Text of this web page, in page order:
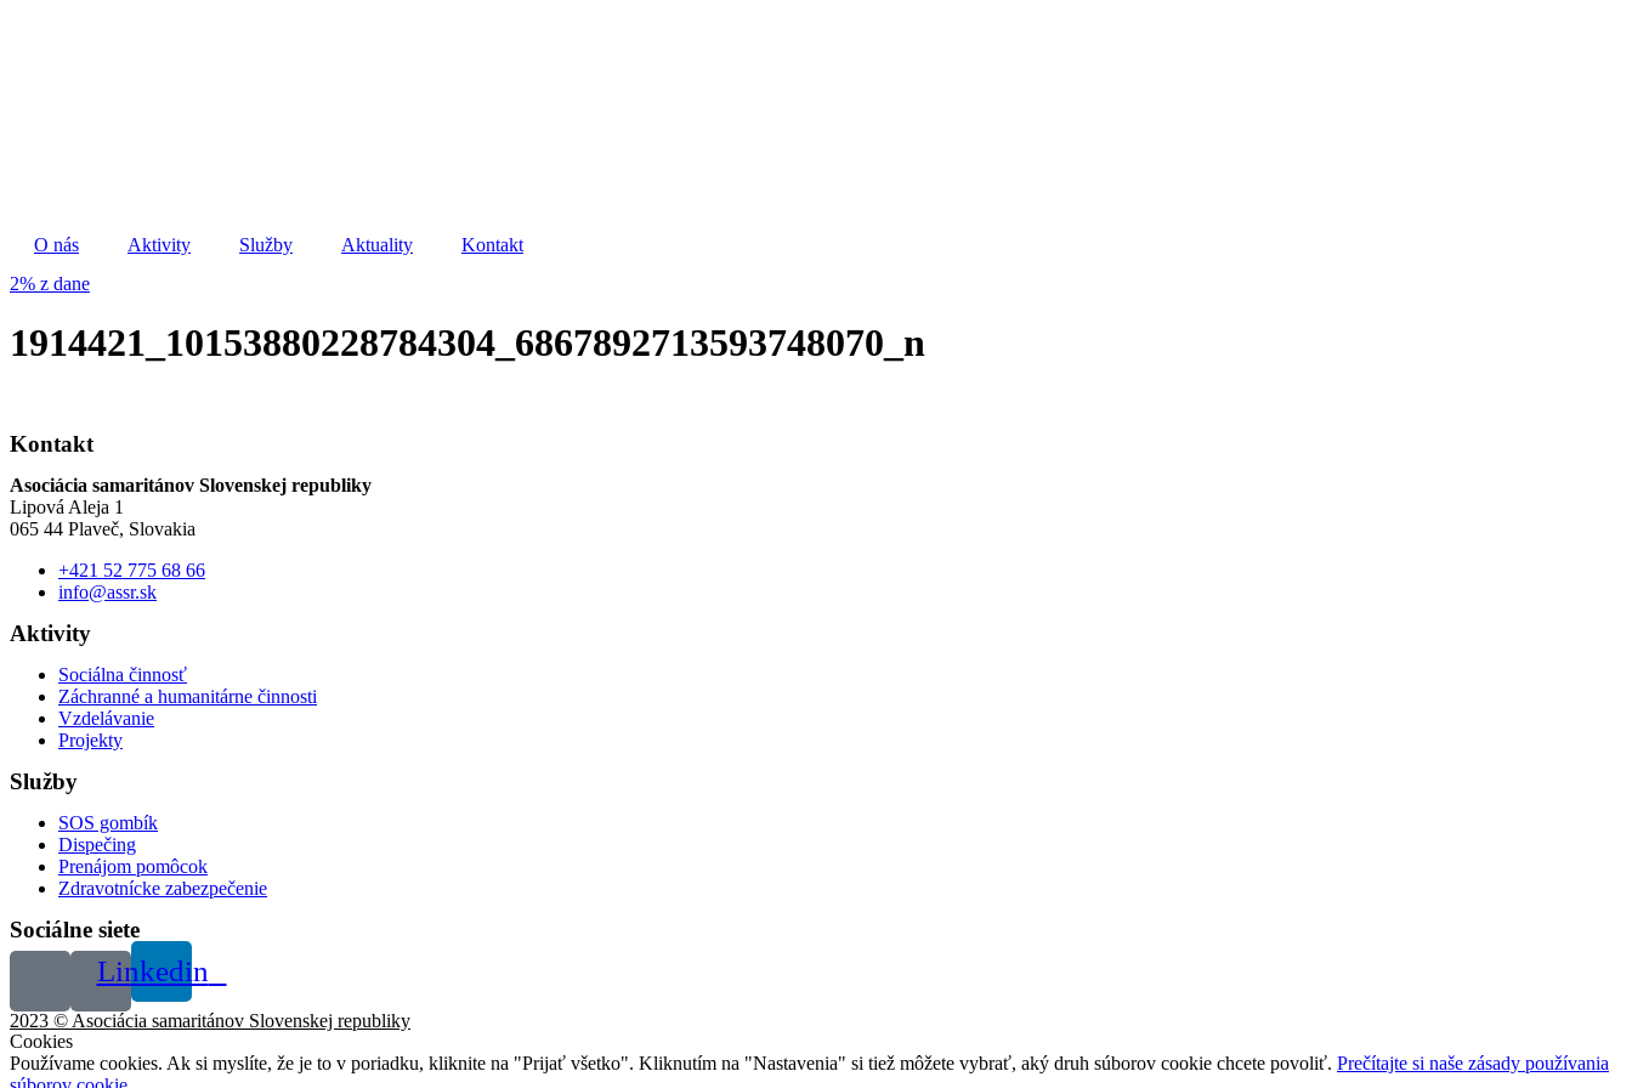
O nás Aktivity Služby Aktuality
Kontakt
2% z dane
1914421_10153880228784304_6867892713593748070_n
Kontakt
Asociácia samaritánov Slovenskej republiky
Lipová Aleja 1
065 44 Plaveč, Slovakia
+421 52 775 68 66
info@assr.sk
Aktivity
Sociálna činnosť
Záchranné a humanitárne činnosti
Vzdelávanie
Projekty
Služby
SOS gombík
Dispečing
Prenájom pomôcok
Zdravotnícke zabezpečenie
Sociálne siete
Linkedin
2023 © Asociácia samaritánov Slovenskej republiky
Cookies
Používame cookies. Ak si myslíte, že je to v poriadku, kliknite na "Prijať všetko". Kliknutím na "Nastavenia" si tiež môžete vybrať, aký druh súborov cookie chcete povoliť. Prečítajte si naše zásady používania